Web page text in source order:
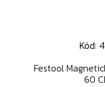
Kód:
Festool
60
